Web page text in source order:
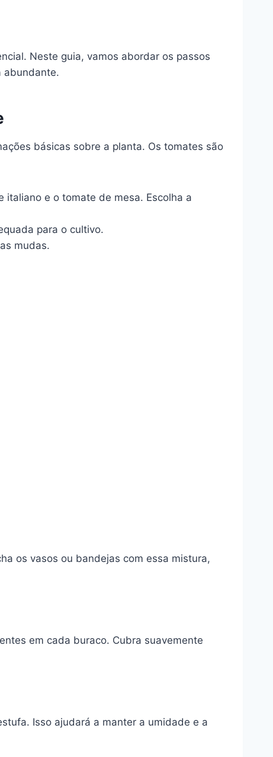
Neste guia, vamos abordar os passos
abundante.
básicas sobre a planta. Os tomates são
e o tomate de mesa. Escolha a
para o cultivo.
mudas.
os vasos ou bandejas com essa mistura,
em cada buraco. Cubra suavemente
Isso ajudará a manter a umidade e a